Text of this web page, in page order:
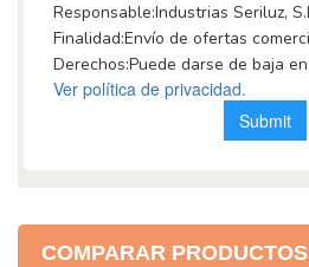
COMPARAR PRODUCTOS